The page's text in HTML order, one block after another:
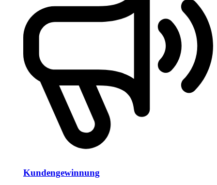
Kundengewinnung